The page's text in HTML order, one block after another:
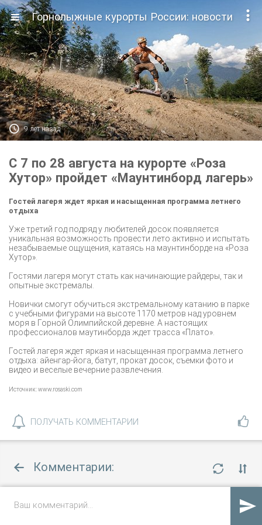

Горнолыжные курорты России: новости
 9 лет назад
С 7 по 28 августа на курорте «Роза
Хутор» пройдет «Маунтинборд лагерь»
Гостей лагеря ждет яркая и насыщенная программа летнего
отдыха
Уже третий год подряд у любителей досок появляется
уникальная возможность провести лето активно и испытать
незабываемые ощущения, катаясь на маунтинборде на «Роза
Хутор».
Гостями лагеря могут стать как начинающие райдеры, так и
опытные экстремалы.
Новички смогут обучиться экстремальному катанию в парке
с учебными фигурами на высоте 1170 метров над уровнем
моря в Горной Олимпийской деревне. А настоящих
профессионалов маутинборда ждет трасса «Плато».
Гостей лагеря ждет яркая и насыщенная программа летнего
отдыха: айенгар-йога, батут, прокат досок, съемки фото и
видео и веселые вечерние развлечения.
Источник: www.rosaski.com
ПОЛУЧАТЬ КОММЕНТАРИИ
Комментарии:
